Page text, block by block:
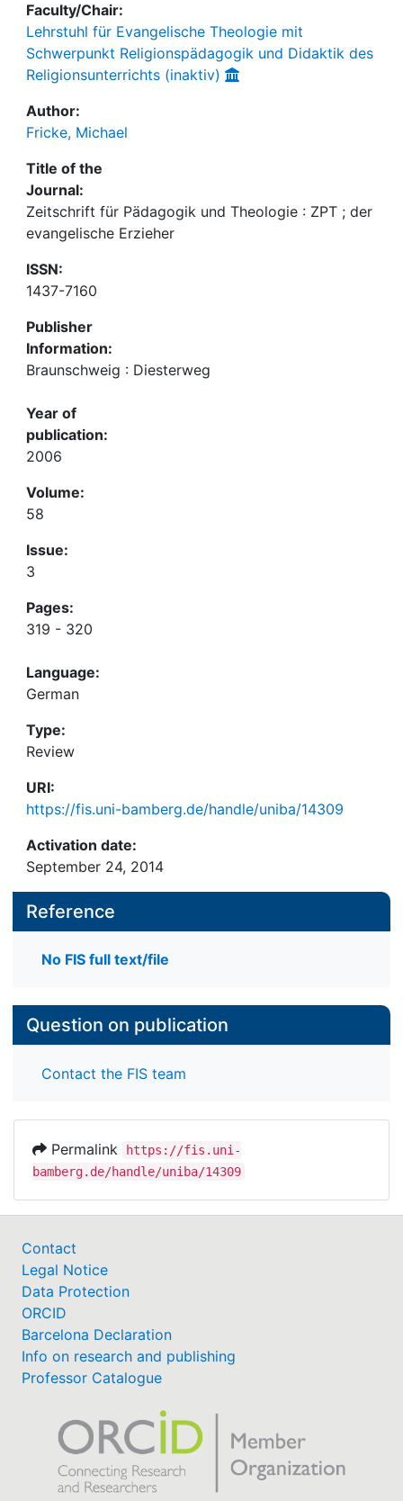
Faculty/Chair:
Lehrstuhl für Evangelische Theologie mit
Schwerpunkt Religionspädagogik und Didaktik des
Religionsunterrichts (inaktiv)
Author:
Fricke, Michael
Title of the
Journal:
Zeitschrift für Pädagogik und Theologie : ZPT ; der
evangelische Erzieher
ISSN:
1437-7160
Publisher
Information:
Braunschweig : Diesterweg
Year of
publication:
2006
Volume:
58
Issue:
3
Pages:
319 - 320
Language:
German
Type:
Review
URI:
https://fis.uni-bamberg.de/handle/uniba/14309
Activation date:
September 24, 2014
Reference
No FIS full text/file
Question on publication
Contact the FIS team
Permalink
https://fis.uni-
bamberg.de/handle/uniba/14309
Contact
Legal Notice
Data Protection
ORCID
Barcelona Declaration
Info on research and publishing
Professor Catalogue